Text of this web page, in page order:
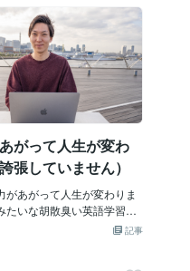
かし、私は語学習得を諦め
ず、日本で英語学習に取り
持ち前の継続力を活かし
した。文法学習・英会話な
に取り組みました。合計学
に100時間を超えていま
様々な学習方法を試した
ンテンツを見て学習してき
を習得したいと考えている
らでしょう。 最近は（パン
訪日外国人の数も多く、 仕
ベートでも日本語を話せな
場面があり、 その際何も出
かしいと思うようです。 私
同じことを思っていまし
言語の勉強を１０年以上
や旅行、オンライン講師を
わりました。 今は、「本
本人に英語は必要なの
思います。 決して英語を勉
ってるわけではなく、 出来
こまで恥と思う必要がない
す。 考えてみてください、
海外旅行に学校や職場、近
がって人生が変わ
張していません）
があがって人生が変わりま
たいな胡散臭い英語学習の
とありませんか？？私は何
が、私自身は英語学習をキ
記事